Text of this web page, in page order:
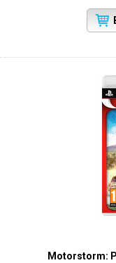
Motorstorm: